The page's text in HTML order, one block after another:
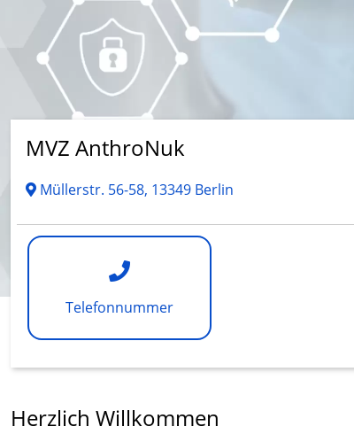
MVZ AnthroNuk
Müllerstr. 56-58, 13349 Berlin
Telefonnummer
Herzlich Willkommen